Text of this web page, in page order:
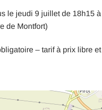
le jeudi 9 juillet de 18h15
de Montfort)
– tarif à prix libre